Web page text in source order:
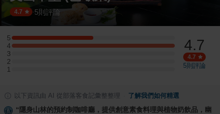
4.7 ·5則評論
5
5 星：1 則評論
4
4 星：2 則評論
3
3 星：0 則評論
2
2 星：0 則評論
1
1 星：0 則評論
4.7
4.7
5則評論
以下資訊由 AI 從部落客食記彙整整理 了解我們如何精選
“隱身山林的預約制咖啡廳，提供創意素食料理與植物奶飲品，幽